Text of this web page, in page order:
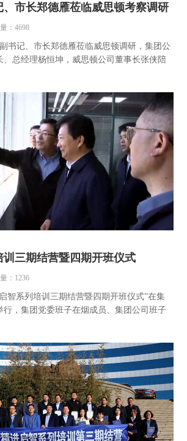
、市长郑德雁莅临威思顿考察调研
：4698
书记、市长郑德雁莅临威思顿调研，集团公
、总经理杨恒坤，威思顿公司董事长张侠陪
训三期结营暨四期开班仪式
：1236
智系列培训三期结营暨四期开班仪式”在集
行，集团党委班子在烟成员、集团公司班子